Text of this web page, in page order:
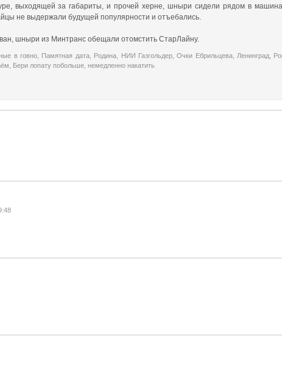
выходящей за габариты, и прочей херне, шныри сидели рядом в
не выдержали будущей популярности и отъебались.
шныри из Минтранс обещали отомстить СтарЛайну.
в говно Памятная дата, Родина НИИ Газгольдер,Очки Ебрильцева, Ленинград
Бери лопату побольше немедленно накатить